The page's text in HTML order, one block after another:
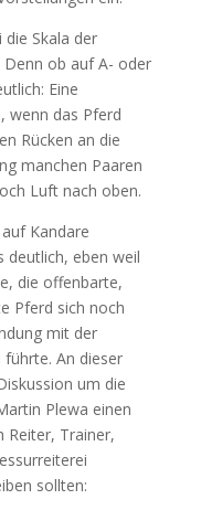
Skala der
ob auf A- oder
Eine
wenn das Pferd
Rücken an die
manchen Paaren
Luft nach oben.
Kandare
deutlich, eben weil
die offenbarte,
Pferd sich noch
mit der
An dieser
um die
Plewa einen
Reiter, Trainer,
sollten: